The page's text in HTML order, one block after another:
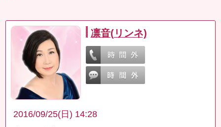
凛音(リンネ)
2016/09/25(日) 14:28